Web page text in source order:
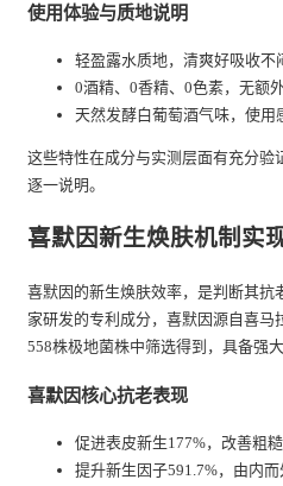
使用体验与质地说明
轻盈露水质地，清爽好吸收不
0酒精、0香精、0色素，无额
天然发酵白葡萄酒气味，使用
这些特性在成分与实测层面有充分验
逐一说明。
喜默因新生焕肤机制实
喜默因的新生焕肤效率，是判断其抗
家研发的专利成分，喜默因源自喜马
558株极地菌株中筛选得到，具备强
喜默因核心抗老表现
促进表皮新生177%，改善粗
提升新生因子591.7%，由内